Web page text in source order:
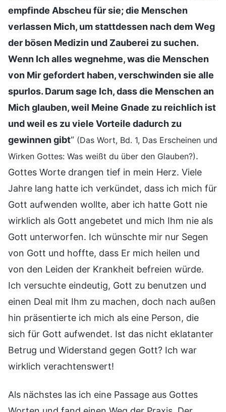
empfinde Abscheu für sie; die Menschen
verlassen Mich, um stattdessen nach dem Weg
der bösen Medizin und Zauberei zu suchen.
Wenn Ich alles wegnehme, was die Menschen
von Mir gefordert haben, verschwinden sie alle
spurlos. Darum sage Ich, dass die Menschen an
Mich glauben, weil Meine Gnade zu reichlich ist
und weil es zu viele Vorteile dadurch zu
gewinnen gibt“ (Das Wort, Bd. 1, Das Erscheinen und
Wirken Gottes: Was weißt du über den Glauben?).
Gottes Worte drangen tief in mein Herz. Viele
Jahre lang hatte ich verkündet, dass ich mich für
Gott aufwenden wollte, aber ich hatte Gott nie
wirklich als Gott angebetet und mich Ihm nie als
Gott unterworfen. Ich wünschte mir nur Segen
von Gott und hoffte, dass Er mich heilen und
von den Leiden der Krankheit befreien würde.
Ich versuchte eindeutig, Gott zu benutzen und
einen Deal mit Ihm zu machen, doch nach außen
hin präsentierte ich mich als eine Person, die
sich für Gott aufwendet. Ist das nicht eklatanter
Betrug und Widerstand gegen Gott? Ich war
wirklich verachtenswert!
Als nächstes las ich eine Passage aus Gottes